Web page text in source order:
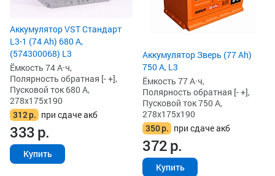
Аккумулятор VST Стандарт
L3-1 (74 Ah) 680 А,
(574300068) L3
Ёмкость 74 А·ч,
Полярность обратная [- +],
Пусковой ток 680 А,
278x175x190
312р. при сдаче акб
333р.
Купить
Аккумулятор Зверь (77 Ah)
750 А, L3
Ёмкость 77 А·ч,
Полярность обратная [- +],
Пусковой ток 750 А,
278x175x190
350р. при сдаче акб
372р.
Купить